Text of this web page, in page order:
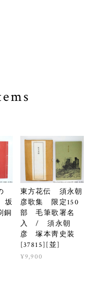
坂
銅
東方花伝 須永朝
彦歌集 限定150
部 毛筆歌署名
入 / 須永朝
彦 塚本靑史装
[37815][並]
¥9,900